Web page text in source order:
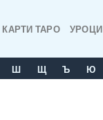
КАРТИ ТАРО УРОЦИ
Ш Щ Ъ Ю